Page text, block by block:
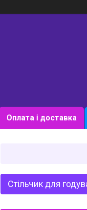
Оплата і доставка
Стільчик для